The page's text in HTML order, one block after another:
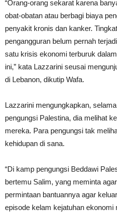
“Orang-orang sekarat karena
obat-obatan atau berbagi biaya
penyakit kronis dan kanker.
pengangguran belum pernah
satu krisis ekonomi terburuk
ini,” kata Lazzarini seusai
di Lebanon, dikutip Wafa.
Lazzarini mengungkapkan,
pengungsi Palestina, dia melihat
mereka. Para pengungsi tak
kehidupan di sana.
“Di kamp pengungsi Beddawi
bertemu Salim, yang meminta
permintaan bantuannya agar
episode kelam kejatuhan ekonomi